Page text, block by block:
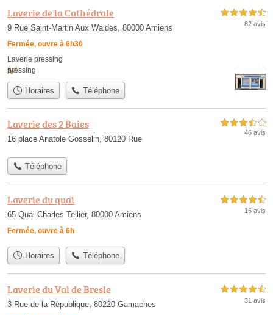
Laverie de la Cathédrale
9 Rue Saint-Martin Aux Waides, 80000 Amiens
Fermée, ouvre à 6h30
4,5 étoiles sur 5
82 avis
Laverie pressing
pressing
Horaires Téléphone
Laverie des 2 Baies
16 place Anatole Gosselin, 80120 Rue
3,5 étoiles sur 5
46 avis
Téléphone
Laverie du quai
65 Quai Charles Tellier, 80000 Amiens
Fermée, ouvre à 6h
4,5 étoiles sur 5
16 avis
Horaires Téléphone
Laverie du Val de Bresle
3 Rue de la République, 80220 Gamaches
4,5 étoiles sur 5
31 avis